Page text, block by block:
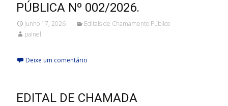
PÚBLICA Nº 002/2026.
junho 17, 2026
Editais de Chamamento Público
painel
Deixe um comentário
EDITAL DE CHAMADA